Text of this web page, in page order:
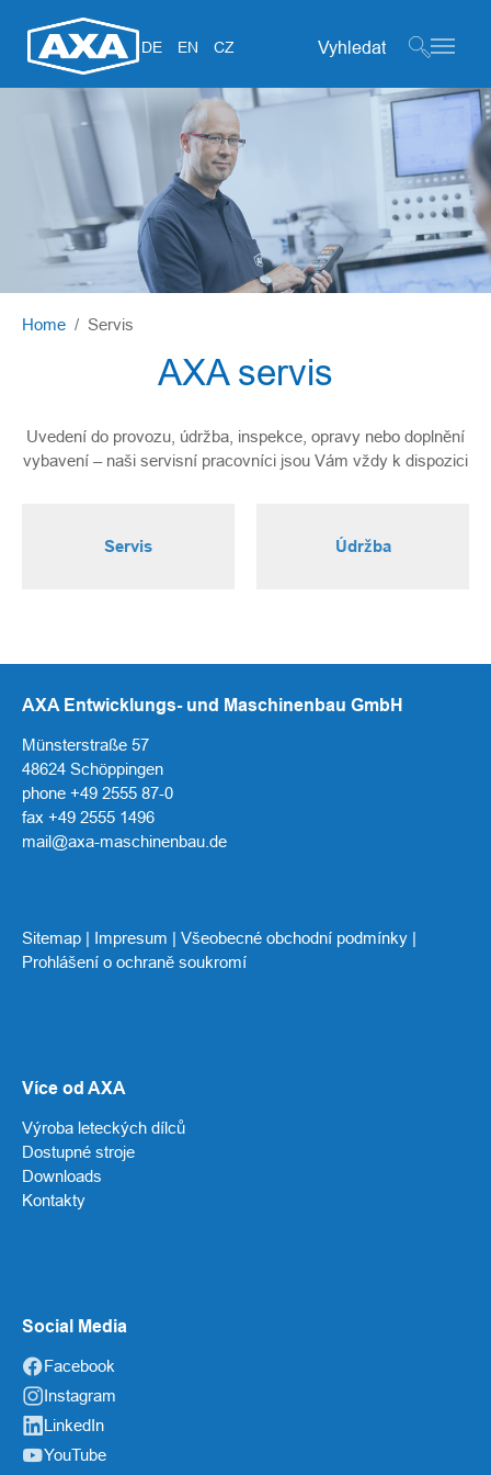
Skip to main content
DE EN CZ Search form
Home Servis
AXA servis
Uvedení do provozu, údržba, inspekce, opravy nebo doplnění
vybavení – naši servisní pracovníci jsou Vám vždy k dispozici
Servis Údržba
AXA Entwicklungs- und Maschinenbau GmbH
Münsterstraße 57
48624 Schöppingen
phone +49 2555 87-0
fax +49 2555 1496
mail@axa-maschinenbau.de
Sitemap | Impresum | Všeobecné obchodní podmínky |
Prohlášení o ochraně soukromí
Více od AXA
Výroba leteckých dílců
Dostupné stroje
Downloads
Kontakty
Social Media
Facebook
Instagram
LinkedIn
YouTube